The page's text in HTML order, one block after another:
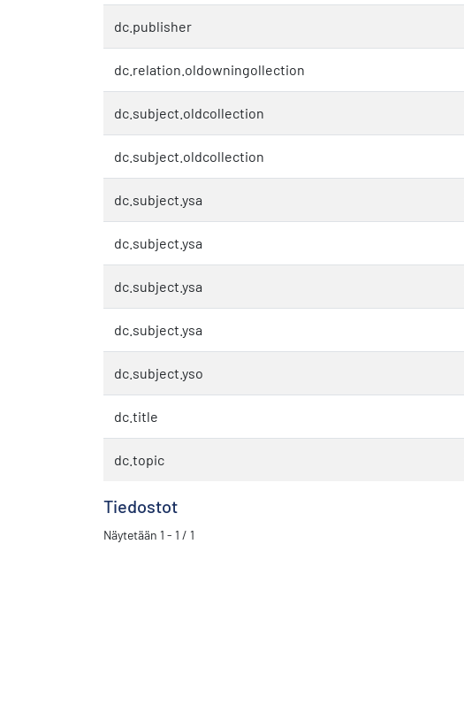
dc.publisher
dc.relation.oldowningollection
dc.subject.oldcollection
dc.subject.oldcollection
dc.subject.ysa
dc.subject.ysa
dc.subject.ysa
dc.subject.ysa
dc.subject.yso
dc.title
dc.topic
Tiedostot
Näytetään 1 - 1 / 1